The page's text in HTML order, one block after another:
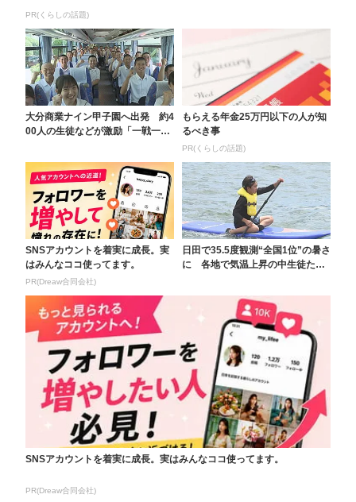
PR(くらしの話題)
大分商業ナイン甲子園へ出発 約4
00人の生徒などが激励「一戦一戦
もらえる年金25万円以下の人が知
るべき事
PR(くらしの話題)
SNSアカウントを着実に成長。実
はみんなココ使ってます。
PR(Dreaw合同会社)
日田で35.5度観測“全国1位”の暑さ
に 各地で気温上昇の中生徒たち
SNSアカウントを着実に成長。実はみんなココ使ってます。
PR(Dreaw合同会社)